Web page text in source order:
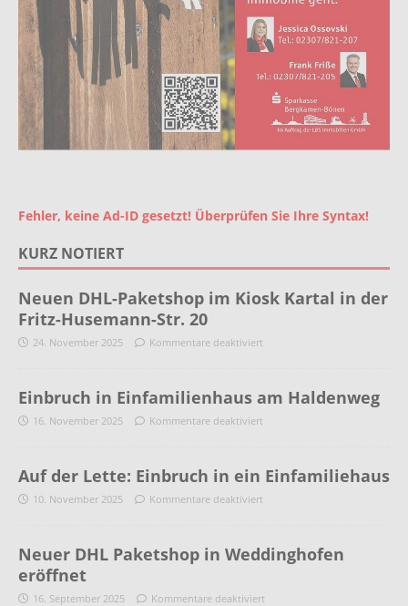
Fehler, keine Ad-ID gesetzt! Überprüfen Sie Ihre Syntax!
KURZ NOTIERT
Neuen DHL-Paketshop im Kiosk Kartal in der
Fritz-Husemann-Str. 20
24. November 2025 Kommentare deaktiviert
Einbruch in Einfamilienhaus am Haldenweg
16. November 2025 Kommentare deaktiviert
Auf der Lette: Einbruch in ein Einfamiliehaus
10. November 2025 Kommentare deaktiviert
Neuer DHL Paketshop in Weddinghofen
eröffnet
16. September 2025 Kommentare deaktiviert